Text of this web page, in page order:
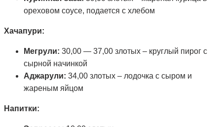
ореховом соусе, подается с хлебом
Хачапури:
Мегрули: 30,00 — 37,00 злотых – круглый пирог с
сырной начинкой
Аджарули: 34,00 злотых – лодочка с сыром и
жареным яйцом
Напитки: